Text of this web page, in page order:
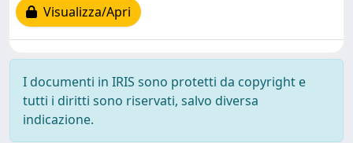
Visualizza/Apri
I documenti in IRIS sono protetti da copyright e
tutti i diritti sono riservati, salvo diversa
indicazione.